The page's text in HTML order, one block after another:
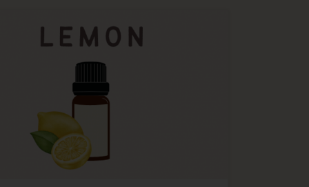
לימון – citrus limonum נוגד דלקות מרפא עור
משכך כאבים מרגיע תגובה אלרגית מרגיע
והתכווצויות מרגיע מסייע בעיכול מסייע בפעולת
הכבד מעודד יצירת תאי דם לבנים מחזק טחול
limon), ממשפחת הפיגמיים. סיטרוס – משפחת
ההדרים בלטינית. לימונום – בלטינית, המילה